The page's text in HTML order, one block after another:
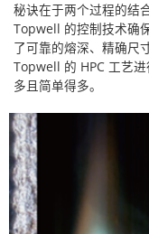
秘诀在于两个过程的结
Topwell 的控制技术确
了可靠的熔深、精确尺
Topwell 的 HPC 工艺
多且简单得多。